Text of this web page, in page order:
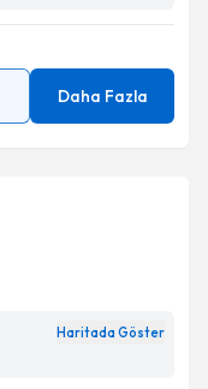
Daha Fazla
Haritada Göster